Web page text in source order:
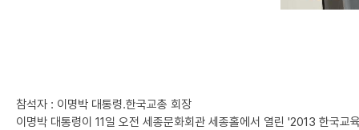
참석자 : 이명박 대통령.한국교총 회장
이명박 대통령이 11일 오전 세종문화회관 세종홀에서 열린 '2013 한국교